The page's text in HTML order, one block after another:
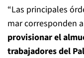
“Las principales
mar corresponden a
provisionar el
trabajadores del